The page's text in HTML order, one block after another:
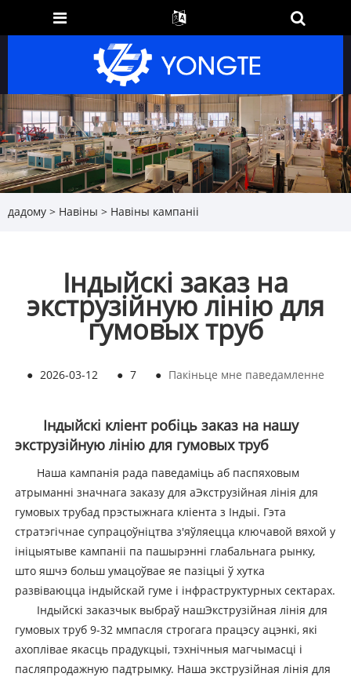
дадому > Навіны > Навіны кампаніі
Індыйскі заказ на
экструзійную лінію для
гумовых труб
● 2026-03-12 ● 7 ● Пакіньце мне паведамленне
Індыйскі кліент робіць заказ на нашу
экструзійную лінію для гумовых труб
Наша кампанія рада паведаміць аб паспяховым
атрыманні значнага заказу для aЭкструзійная лінія для
гумовых трубад прэстыжнага кліента з Індыі. Гэта
стратэгічнае супрацоўніцтва з'яўляецца ключавой вяхой у
ініцыятыве кампаніі па пашырэнні глабальнага рынку,
што яшчэ больш умацоўвае яе пазіцыі ў хутка
развіваюцца індыйскай гуме і інфраструктурных сектарах.
Індыйскі заказчык выбраў нашЭкструзійная лінія для
гумовых труб 9-32 ммпасля строгага працэсу ацэнкі, які
ахоплівае якасць прадукцыі, тэхнічныя магчымасці і
пасляпродажную падтрымку. Наша экструзійная лінія для